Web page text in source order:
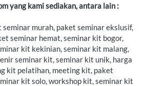
yang kami sediakan, antara lain :
murah, paket seminar ekslusif,
seminar hemat, seminar kit bogor,
kit kekinian, seminar kit malang,
seminar kit, seminar kit unik, harga
kit pelatihan, meeting kit, paket
kit solo, workshop kit, seminar kit